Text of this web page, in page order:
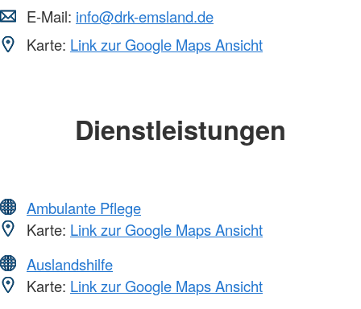
E-Mail: info@drk-emsland.de
Karte: Link zur Google Maps Ansicht
Dienstleistungen
Ambulante Pflege
Karte: Link zur Google Maps Ansicht
Auslandshilfe
Karte: Link zur Google Maps Ansicht